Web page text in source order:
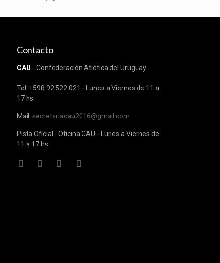
Contacto
CAU - Confederación Atlética del Uruguay.
Tel: +598 92 522 021 - Lunes a Viernes de 11 a
17 hs.
Mail: secretariacau2016@gmail.com
Pista Oficial - Oficina CAU - Lunes a Viernes de
11 a 17 hs.